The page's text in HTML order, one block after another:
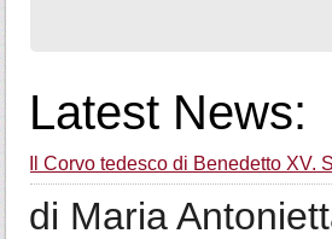
Latest News:
Il Corvo tedesco di Benedetto
di Maria